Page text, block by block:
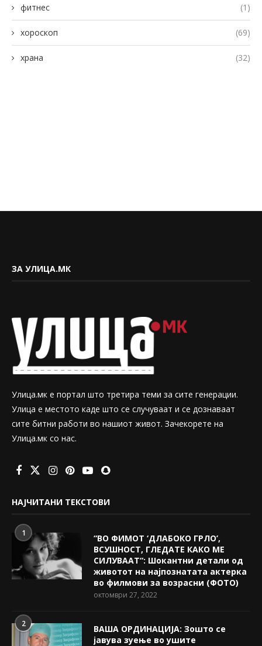
фитнес (1)
хороскоп (69)
храна (32)
ЗА УЛИЦА.МК
Улица.мк е портал што третира теми за сите генерации.
Улица е местото каде што се случуваат и се дознаваат
сите битни работи во нашиот живот. Зачекорете на
Улица.мк со нас.
НАЈЧИТАНИ ТЕКСТОВИ
1
“ВО ФИМОТ ‘ДЛАБОКО ГРЛО’,
ВСУШНОСТ, ГЛЕДАТЕ КАКО МЕ
СИЛУВААТ“: Шокантни детали од
животот на најпознатата актерка
во филмови за возрасни (ФОТО)
октомври 27, 2022
2
ВАША ОРДИНАЦИЈА: Зошто се
јавува зуење во ушите